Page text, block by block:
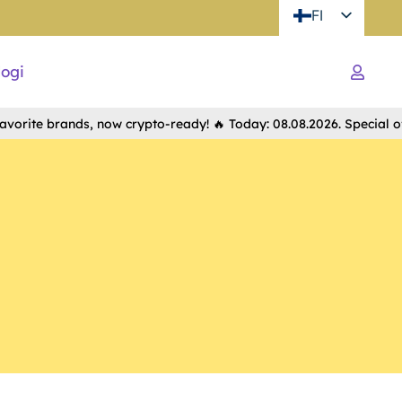
FI
brands, now crypto-ready! 🔥 Today: 08.08.2026. Special offer